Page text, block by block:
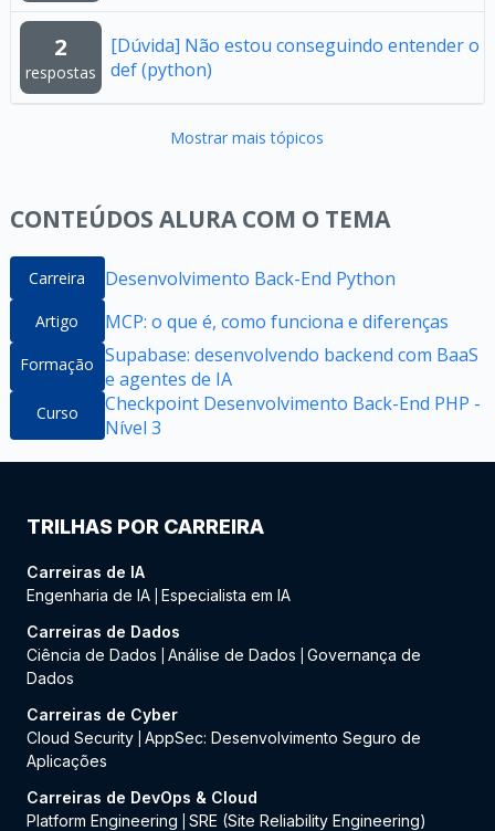
2
respostas
[Dúvida] Não estou conseguindo entender o
def (python)
Mostrar mais tópicos
CONTEÚDOS ALURA COM O TEMA
Carreira Desenvolvimento Back-End Python
Artigo MCP: o que é, como funciona e diferenças
Formação Supabase: desenvolvendo backend com BaaS
e agentes de IA
Curso
Checkpoint Desenvolvimento Back-End PHP -
Nível 3
TRILHAS POR CARREIRA
Carreiras de IA
Engenharia de IA Especialista em IA
Carreiras de Dados
Ciência de Dados
Análise de Dados
Governança de
Dados
Carreiras de Cyber
Cloud Security AppSec: Desenvolvimento Seguro de
Aplicações
Carreiras de DevOps & Cloud
Platform Engineering
SRE (Site Reliability Engineering)